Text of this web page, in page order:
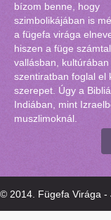
bízom benne, hogy
szimbolikájában is
a fügefa virága
hiszen a füge
vallásban, kultúrában
szentiratban foglal el
szerepet. Úgy a
Indiában, mint
muszlimoknál.
© 2014. Fügefa Virága